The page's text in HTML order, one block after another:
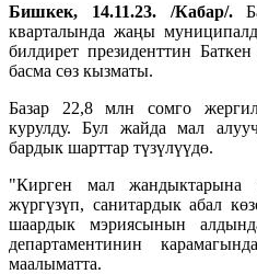
Бишкек, 14.11.23. /Кабар/.
кварталында жаңы
билдирет президенттин
басма сөз кызматы.
Базар 22,8 млн сомго
курулду. Бул жайда мал
бардык шарттар түзүлүүдө.
"Кирген мал жандыктарына
жүргүзүп, санитардык абал
шаардык мэриясынын
департаментинин
маалыматта.